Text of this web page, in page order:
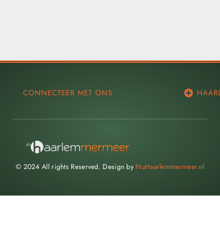
CONNECTEER MET ONS
© 2024 All rights Reserved. Design by NuHaarlemmermeer.nl